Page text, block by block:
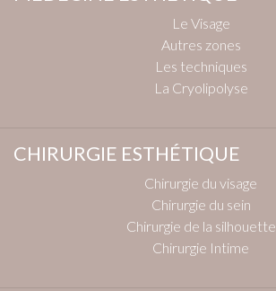
Le Visage
Autres zones
Les techniques
La Cryolipolyse
CHIRURGIE ESTHÉTIQUE
Chirurgie du visage
Chirurgie du sein
Chirurgie de la silhouette
Chirurgie Intime